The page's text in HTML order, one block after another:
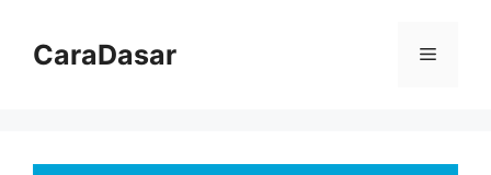
CaraDasar Menu